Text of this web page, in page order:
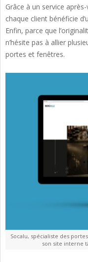
Grâce à un service
chaque client bénéficie
Enfin, parce que
n’hésite pas à allier
portes et fenêtres.
Socalu, spécialiste des
son site interne